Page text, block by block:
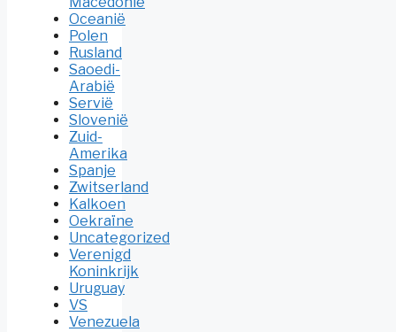
Oceanië
Polen
Rusland
Saoedi-
Arabië
Servië
Slovenië
Zuid-
Amerika
Spanje
Zwitserland
Kalkoen
Oekraïne
Uncategorized
Verenigd
Koninkrijk
Uruguay
VS
Venezuela